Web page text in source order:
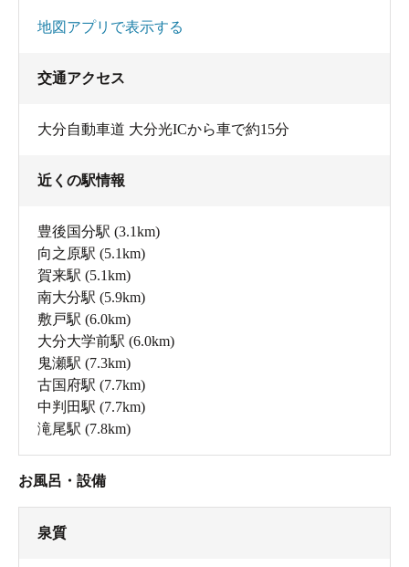
地図アプリで表示する
交通アクセス
大分自動車道 大分光ICから車で約15分
近くの駅情報
豊後国分駅 (3.1km)
向之原駅 (5.1km)
賀来駅 (5.1km)
南大分駅 (5.9km)
敷戸駅 (6.0km)
大分大学前駅 (6.0km)
鬼瀬駅 (7.3km)
古国府駅 (7.7km)
中判田駅 (7.7km)
滝尾駅 (7.8km)
お風呂・設備
泉質